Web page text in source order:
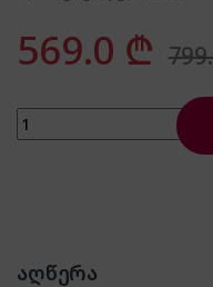
569.0 ₾
VOX WM1080-SYTD
აღწერა